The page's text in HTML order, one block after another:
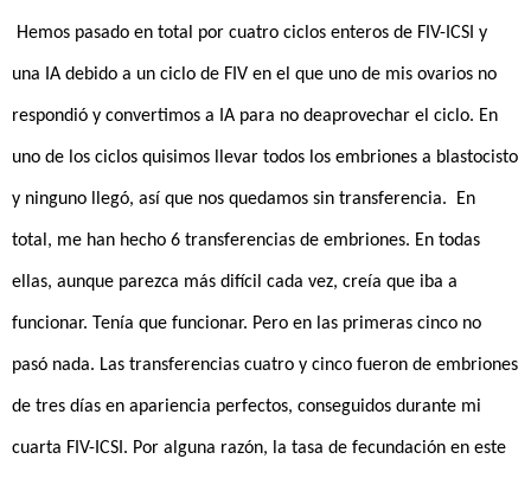
Hemos pasado en total por cuatro ciclos enteros de FIV-ICSI y
una IA debido a un ciclo de FIV en el que uno de mis ovarios no
respondió y convertimos a IA para no deaprovechar el ciclo. En
uno de los ciclos quisimos llevar todos los embriones a blastocisto
y ninguno llegó, así que nos quedamos sin transferencia. En
total, me han hecho 6 transferencias de embriones. En todas
ellas, aunque parezca más difícil cada vez, creía que iba a
funcionar. Tenía que funcionar. Pero en las primeras cinco no
pasó nada. Las transferencias cuatro y cinco fueron de embriones
de tres días en apariencia perfectos, conseguidos durante mi
cuarta FIV-ICSI. Por alguna razón, la tasa de fecundación en este